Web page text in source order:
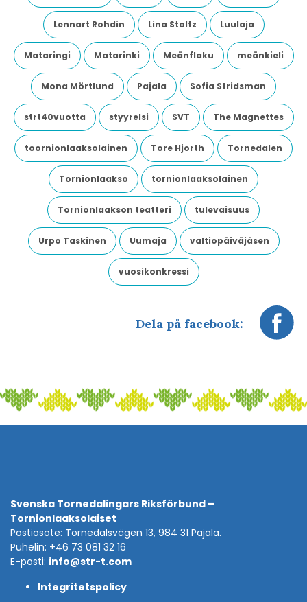
Lennart Rohdin Lina Stoltz Luulaja
Mataringi Matarinki Meänflaku meänkieli
Mona Mörtlund Pajala Sofia Stridsman
strt40vuotta styyrelsi SVT The Magnettes
toornionlaaksolainen Tore Hjorth Tornedalen
Tornionlaakso tornionlaaksolainen
Tornionlaakson teatteri tulevaisuus
Urpo Taskinen Uumaja valtiopäiväjäsen
vuosikonkressi
Dela på facebook:
Svenska Tornedalingars Riksförbund –
Tornionlaaksolaiset
Postiosote: Tornedalsvägen 13, 984 31 Pajala.
Puhelin: +46 73 081 32 16
E-posti: info@str-t.com
Integritetspolicy